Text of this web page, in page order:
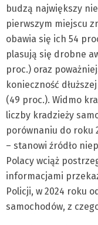
budzą największy
pierwszym miejscu
obawia się ich 54
plasują się drobne
proc.) oraz
konieczność
(49 proc.). Widmo
liczby kradzieży
porównaniu do roku
– stanowi źródło
Polacy wciąż
informacjami
Policji, w 2024 roku
samochodów, z